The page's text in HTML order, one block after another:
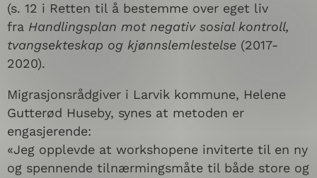
(s. 12 i Retten til å bestemme over eget liv
fra Handlingsplan mot negativ sosial kontroll,
tvangsekteskap og kjønnslemlestelse (2017-
2020).
Migrasjonsrådgiver i Larvik kommune, Helene
Gutterød Huseby, synes at metoden er
engasjerende:
«Jeg opplevde at workshopene inviterte til en ny
og spennende tilnærmingsmåte til både store og